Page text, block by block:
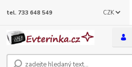
CZK
tel. 733 648 549